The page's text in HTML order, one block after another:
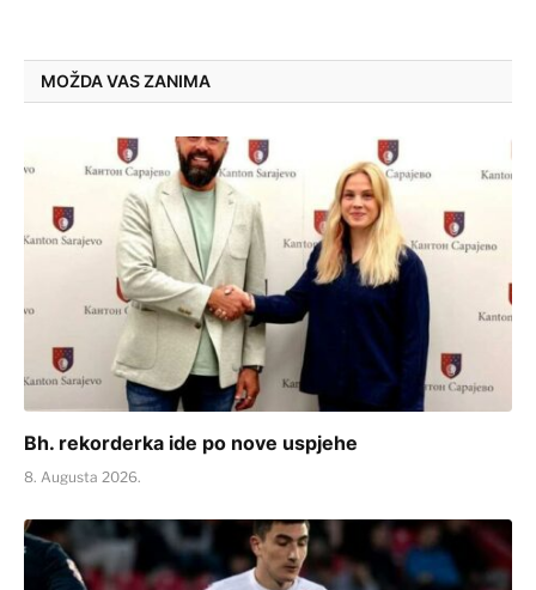
MOŽDA VAS ZANIMA
Bh. rekorderka ide po nove uspjehe
8. Augusta 2026.